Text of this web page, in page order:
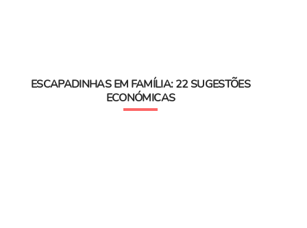
ESCAPADINHAS EM FAMÍLIA: 22 SUGESTÕES
ECONÓMICAS